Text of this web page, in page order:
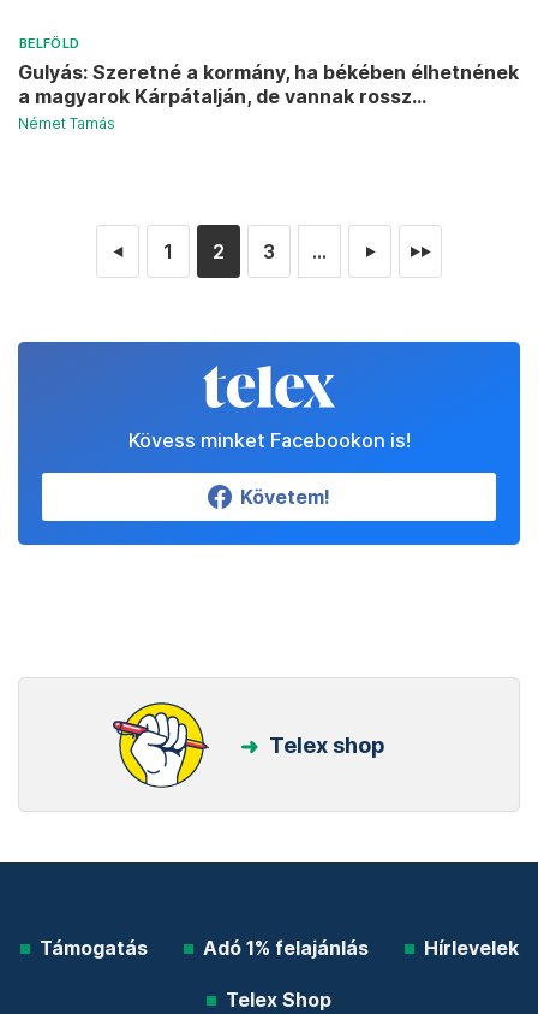
BELFÖLD
Gulyás: Szeretné a kormány, ha békében élhetnének
a magyarok Kárpátalján, de vannak rossz...
Német Tamás
◄ 1 2 3 ... ► ►►
Kövess minket Facebookon is!
Követem!
Telex shop
Támogatás Adó 1% felajánlás Hírlevelek
Telex Shop